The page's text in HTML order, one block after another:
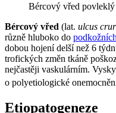
Bércový vřed
Bércový vřed (lat. ulcus
různě hluboko do
dobou hojení delší než 6
trofických změn tkáně
nejčastěji vaskulárním.
o polyetiologické
Etiopatogeneze